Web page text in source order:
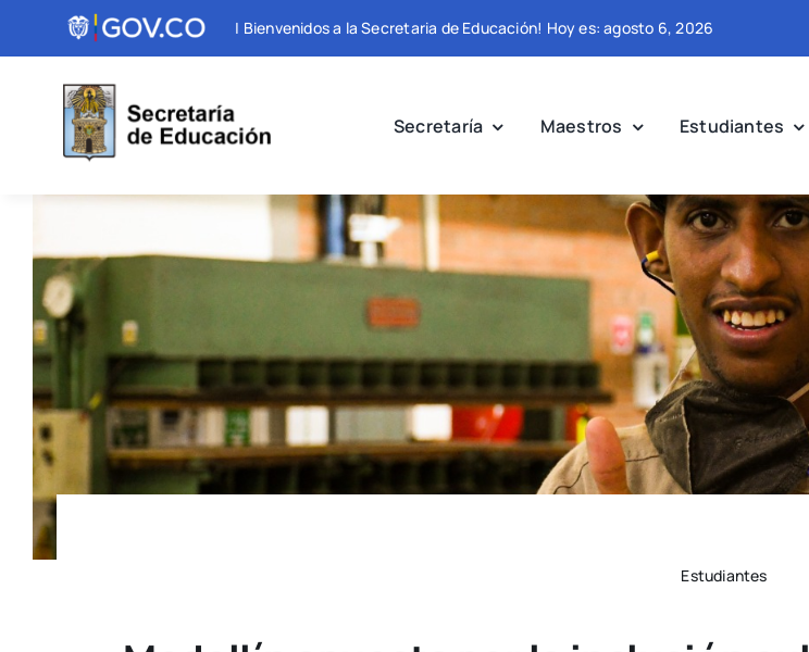
| Bienvenidos a la Secretaria de Educación! Hoy es: agosto 6, 2026
Secretaría Maestros Estudiantes
Estudiantes